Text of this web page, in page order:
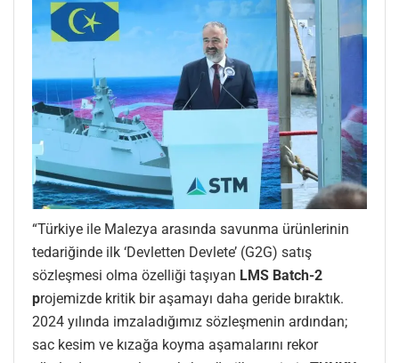
“Türkiye ile Malezya arasında savunma ürünlerinin
tedariğinde ilk ‘Devletten Devlete’ (G2G) satış
sözleşmesi olma özelliği taşıyan LMS Batch-2
projemizde kritik bir aşamayı daha geride bıraktık.
2024 yılında imzaladığımız sözleşmenin ardından;
sac kesim ve kızağa koyma aşamalarını rekor